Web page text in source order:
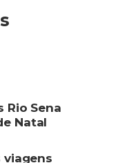
Rio Sena
Natal
viagens